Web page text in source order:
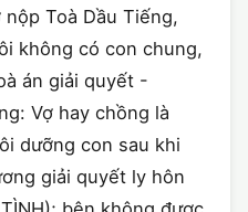
Toà Dầu Tiếng,
không có con chung,
án giải quyết -
Vợ hay chồng là
dưỡng con sau khi
giải quyết ly hôn